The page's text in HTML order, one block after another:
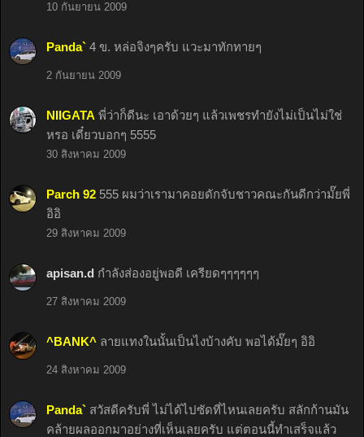
10 กันยายน 2009
Panda` 4 ข. หล่อจิงๆครับ แวะมาทักทายๆ
2 กันยายน 2009
NIIGATA พี่ว่าก็ดีนะ เอาด้วยๆ แล้วเพชรทำยังไม่เป็นไม่ใช่
หรอ เดี๋ยวบอกๆ 5555
30 สิงหาคม 2009
Parch 92 555 ผมว่าเรามาคอยดักจับชาวคณะกันดีกว่ามั๊ยพี่
อิอิ
29 สิงหาคม 2009
apisan.d กำลังส่องอยู่พอดี เครียดๆๆๆๆๆๆ
27 สิงหาคม 2009
^BANK^ ลายแทงในนั้นเป็นไงบ้างคับ พอได้มั๊ยๆ อิอิ
24 สิงหาคม 2009
Panda` สวัสดีครับพี่ ไม่ได้ไปซัดที่ไหนเลยครับ สลักก้านมัน
คล้ายผลออกมาอย่างที่เห็นเลยครับ แต่ตอนนี้ทำเสร็จแล้ว